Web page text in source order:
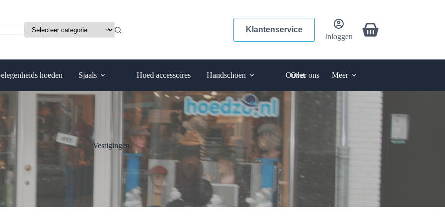
Klantenservice
Inloggen
Winkelwagen
hoeden Sjaals Hoed accessoires Handschoen Outlet
Over ons Meer
Vestigingen